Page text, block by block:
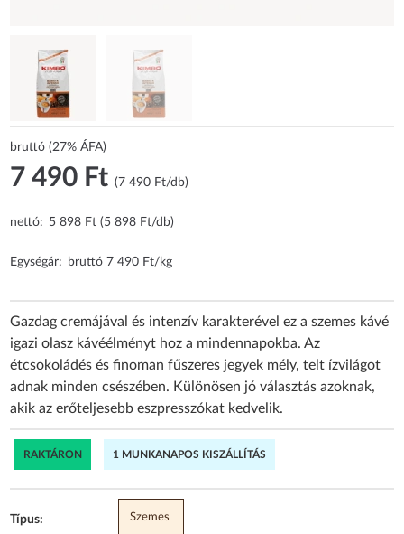
bruttó (27% ÁFA)
7 490 Ft(7 490 Ft/db)
nettó: 5 898 Ft (5 898 Ft/db)
Egységár: bruttó 7 490 Ft/kg
Gazdag cremájával és intenzív karakterével ez a szemes kávé
igazi olasz kávéélményt hoz a mindennapokba. Az
étcsokoládés és finoman fűszeres jegyek mély, telt ízvilágot
adnak minden csészében. Különösen jó választás azoknak,
akik az erőteljesebb eszpresszókat kedvelik.
RAKTÁRON 1 MUNKANAPOS KISZÁLLÍTÁS
Típus: Szemes